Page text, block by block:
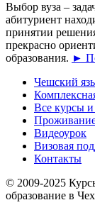
Выбор вуза –
абитуриент
принятии
прекрасно
образования. ►
Чешский
Все курсы
Видеоурок
Визовая
Контакты
© 2009-2025
образование в